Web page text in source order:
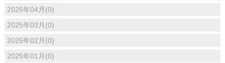
2025年04月(0)
2025年03月(0)
2025年02月(0)
2025年01月(0)